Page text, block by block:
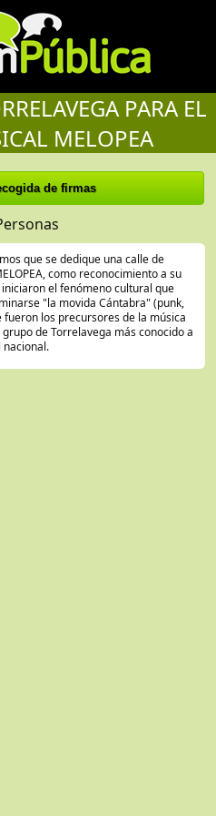
PARA EL
MELOPEA
que se dedique una calle de
como reconocimiento a su
el fenómeno cultural que
"la movida Cántabra" (punk,
fueron los precursores de la música
de Torrelavega más conocido a
nacional.